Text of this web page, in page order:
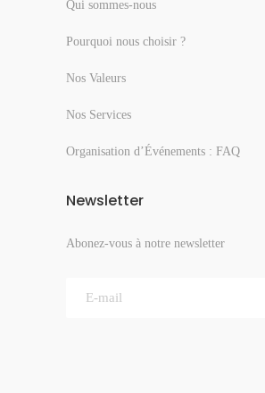
Qui sommes-nous
Pourquoi nous choisir ?
Nos Valeurs
Nos Services
Organisation d’Événements : FAQ
Newsletter
Abonez-vous à notre newsletter